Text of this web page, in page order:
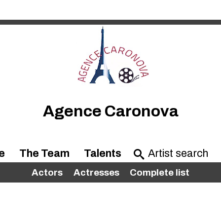
Agence Caronova
The Team Talents
Actors Actresses Complete list